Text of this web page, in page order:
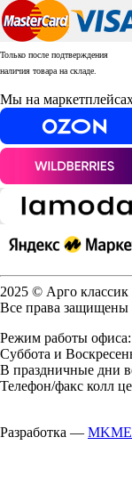
Только после подтверждения
наличия товара на складе.
Мы на
2025 © Арго классик
Все права защищены
Режим работы
Суббота и
В праздничные дни
Телефон/факс колл
Разработка —